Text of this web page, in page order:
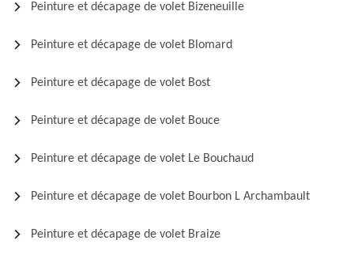
Peinture et décapage de volet Bizeneuille
Peinture et décapage de volet Blomard
Peinture et décapage de volet Bost
Peinture et décapage de volet Bouce
Peinture et décapage de volet Le Bouchaud
Peinture et décapage de volet Bourbon L Archambault
Peinture et décapage de volet Braize